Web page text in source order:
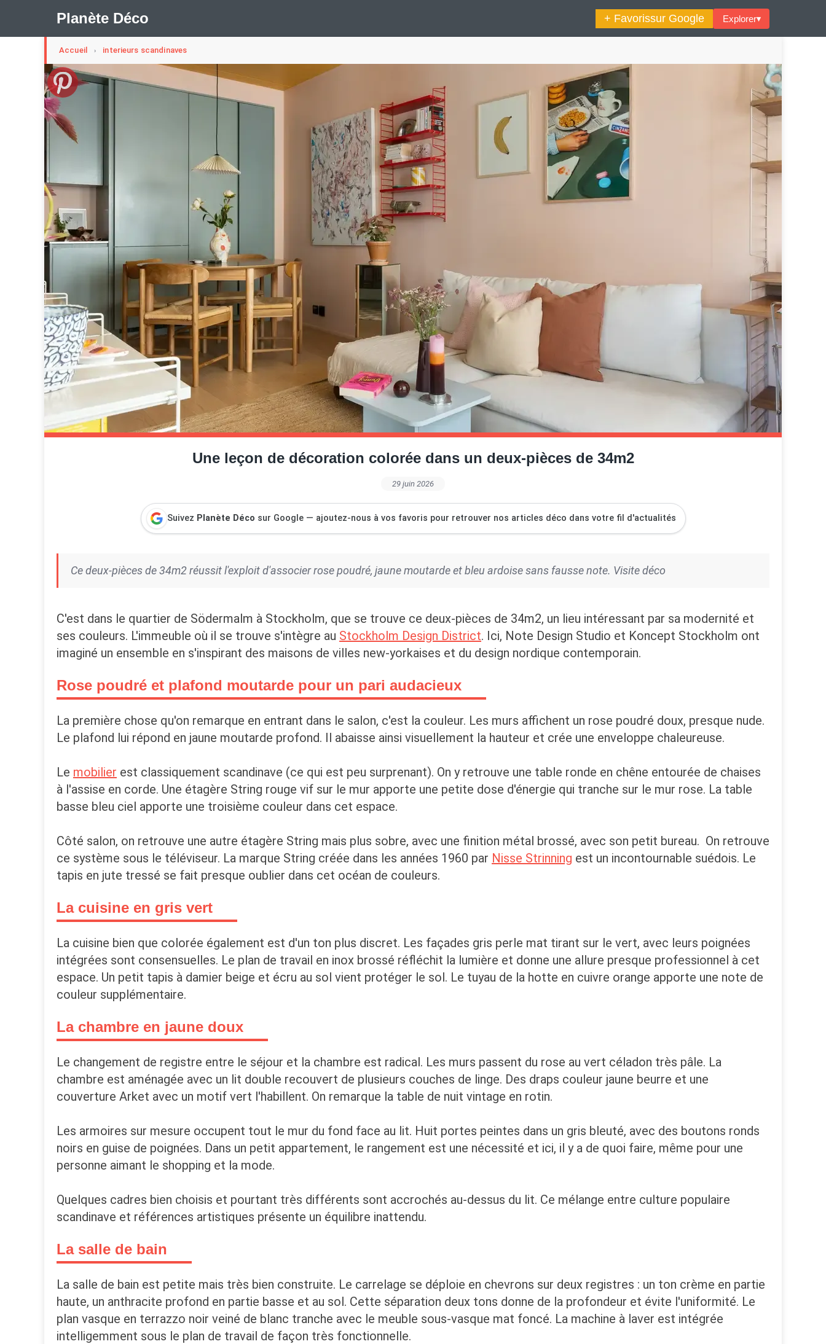
Planète Déco + Favorissur Google Explorer▾
🛍︎ Shop Planète Déco ℹ︎ À propos
Appartement Design Design Suédois En Quelques Photos Idées Déco En 10 Photos La Semaine Décoration Et Design
Méli-Mélo Suédois
Interieurs Scandinaves La Décoration Selon Votre Signe Astrologique Les Trouvailles Déco Du Jour
Maison Container/container House Maison D'hôtes Maison Et Appartement Vintage On Décode La Déco Petite Surface
Question De Style
Revue De Week End Tiny House
Accueil › interieurs scandinaves
Une leçon de décoration colorée dans un deux-pièces de 34m2
29 juin 2026
Suivez Planète Déco sur Google — ajoutez-nous à vos favoris pour retrouver nos articles déco dans votre fil d'actualités
Ce deux-pièces de 34m2 réussit l'exploit d'associer rose poudré, jaune moutarde et bleu ardoise sans fausse note. Visite déco
C'est dans le quartier de Södermalm à Stockholm, que se trouve ce deux-pièces de 34m2, un lieu intéressant par sa modernité et
ses couleurs. L'immeuble où il se trouve s'intègre au Stockholm Design District. Ici, Note Design Studio et Koncept Stockholm ont
imaginé un ensemble en s'inspirant des maisons de villes new-yorkaises et du design nordique contemporain.
Rose poudré et plafond moutarde pour un pari audacieux
La première chose qu'on remarque en entrant dans le salon, c'est la couleur. Les murs affichent un rose poudré doux, presque nude.
Le plafond lui répond en jaune moutarde profond. Il abaisse ainsi visuellement la hauteur et crée une enveloppe chaleureuse.
Le mobilier est classiquement scandinave (ce qui est peu surprenant). On y retrouve une table ronde en chêne entourée de chaises
à l'assise en corde. Une étagère String rouge vif sur le mur apporte une petite dose d'énergie qui tranche sur le mur rose. La table
basse bleu ciel apporte une troisième couleur dans cet espace.
Côté salon, on retrouve une autre étagère String mais plus sobre, avec une finition métal brossé, avec son petit bureau. On retrouve
ce système sous le téléviseur. La marque String créée dans les années 1960 par Nisse Strinning est un incontournable suédois. Le
tapis en jute tressé se fait presque oublier dans cet océan de couleurs.
La cuisine en gris vert
La cuisine bien que colorée également est d'un ton plus discret. Les façades gris perle mat tirant sur le vert, avec leurs poignées
intégrées sont consensuelles. Le plan de travail en inox brossé réfléchit la lumière et donne une allure presque professionnel à cet
espace. Un petit tapis à damier beige et écru au sol vient protéger le sol. Le tuyau de la hotte en cuivre orange apporte une note de
couleur supplémentaire.
La chambre en jaune doux
Le changement de registre entre le séjour et la chambre est radical. Les murs passent du rose au vert céladon très pâle. La
chambre est aménagée avec un lit double recouvert de plusieurs couches de linge. Des draps couleur jaune beurre et une
couverture Arket avec un motif vert l'habillent. On remarque la table de nuit vintage en rotin.
Les armoires sur mesure occupent tout le mur du fond face au lit. Huit portes peintes dans un gris bleuté, avec des boutons ronds
noirs en guise de poignées. Dans un petit appartement, le rangement est une nécessité et ici, il y a de quoi faire, même pour une
personne aimant le shopping et la mode.
Quelques cadres bien choisis et pourtant très différents sont accrochés au-dessus du lit. Ce mélange entre culture populaire
scandinave et références artistiques présente un équilibre inattendu.
La salle de bain
La salle de bain est petite mais très bien construite. Le carrelage se déploie en chevrons sur deux registres : un ton crème en partie
haute, un anthracite profond en partie basse et au sol. Cette séparation deux tons donne de la profondeur et évite l'uniformité. Le
plan vasque en terrazzo noir veiné de blanc tranche avec le meuble sous-vasque mat foncé. La machine à laver est intégrée
intelligemment sous le plan de travail de façon très fonctionnelle.